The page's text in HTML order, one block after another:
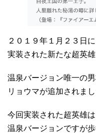
２０１９年１月２３日に
実装された新たな超英雄
温泉バージョン唯一の
リョウマが追加されまし
今回実装された超英雄は
温泉バージョンですが歩